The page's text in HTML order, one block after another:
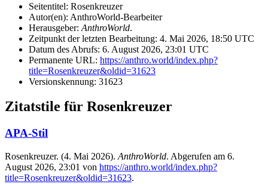
Seitentitel: Rosenkreuzer
Autor(en): AnthroWorld-Bearbeiter
Herausgeber: AnthroWorld.
Zeitpunkt der letzten Bearbeitung: 4. Mai 2026, 18:50 UTC
Datum des Abrufs: 6. August 2026, 23:01 UTC
Permanente URL: https://anthro.world/index.php?
title=Rosenkreuzer&oldid=31623
Versionskennung: 31623
Zitatstile für Rosenkreuzer
APA-Stil
Rosenkreuzer. (4. Mai 2026). AnthroWorld. Abgerufen am 6.
August 2026, 23:01 von https://anthro.world/index.php?
title=Rosenkreuzer&oldid=31623.